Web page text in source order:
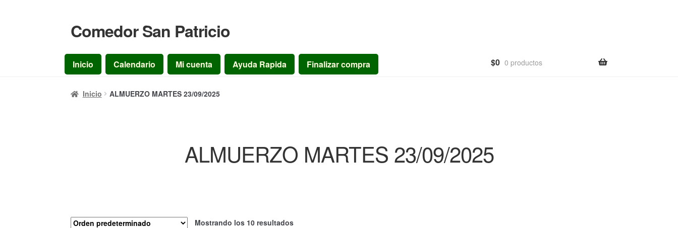
Ir
a
la
navegación
Ir
al
contenido
Comedor San Patricio
Inicio Calendario Mi cuenta Ayuda Rapida Finalizar compra $0 0 productos
Inicio ALMUERZO MARTES 23/09/2025
ALMUERZO MARTES 23/09/2025
Mostrando los 10 resultados